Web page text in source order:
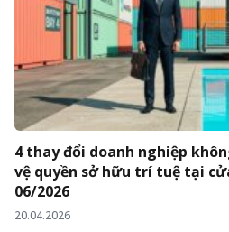
4 thay đổi doanh nghiệp
vệ quyền sở hữu trí tuệ tại
06/2026
20.04.2026